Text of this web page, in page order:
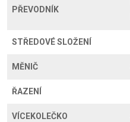
PŘEVODNÍK
STŘEDOVÉ SLOŽENÍ
MĚNIČ
ŘAZENÍ
VÍCEKOLEČKO